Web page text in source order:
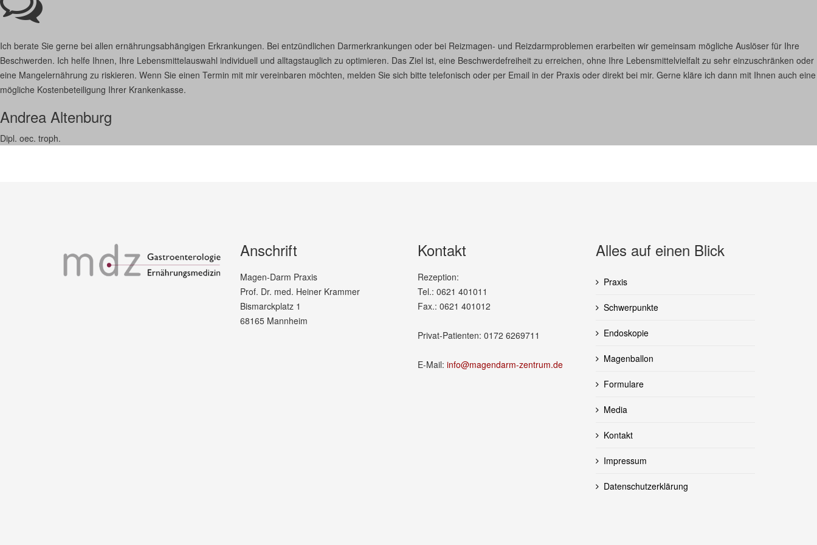
Ich berate Sie gerne bei allen ernährungsabhängigen Erkrankungen. Bei entzündlichen Darmerkrankungen oder bei Reizmagen- und Reizdarmproblemen erarbeiten wir gemeinsam mögliche Auslöser für Ihre
Beschwerden. Ich helfe Ihnen, Ihre Lebensmittelauswahl individuell und alltagstauglich zu optimieren. Das Ziel ist, eine Beschwerdefreiheit zu erreichen, ohne Ihre Lebensmittelvielfalt zu sehr einzuschränken oder
eine Mangelernährung zu riskieren. Wenn Sie einen Termin mit mir vereinbaren möchten, melden Sie sich bitte telefonisch oder per Email in der Praxis oder direkt bei mir. Gerne kläre ich dann mit Ihnen auch eine
mögliche Kostenbeteiligung Ihrer Krankenkasse.
Andrea Altenburg
Dipl. oec. troph.
Anschrift
Magen-Darm Praxis
Prof. Dr. med. Heiner Krammer
Bismarckplatz 1
68165 Mannheim
Kontakt
Rezeption:
Tel.: 0621 401011
Fax.: 0621 401012
Privat-Patienten: 0172 6269711
E-Mail: info@magendarm-zentrum.de
Alles auf einen Blick
Praxis
Schwerpunkte
Endoskopie
Magenballon
Formulare
Media
Kontakt
Impressum
Datenschutzerklärung